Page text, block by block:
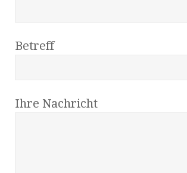
Betreff
Ihre Nachricht